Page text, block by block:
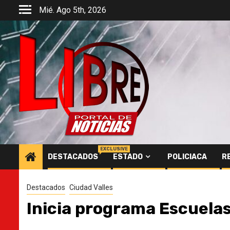
Saltar
contenido
Mié. Ago 5th, 2026
DESTACADOS
EXCLUSIVE
ESTADO POLICIACA
Destacados Ciudad Valles
Inicia programa